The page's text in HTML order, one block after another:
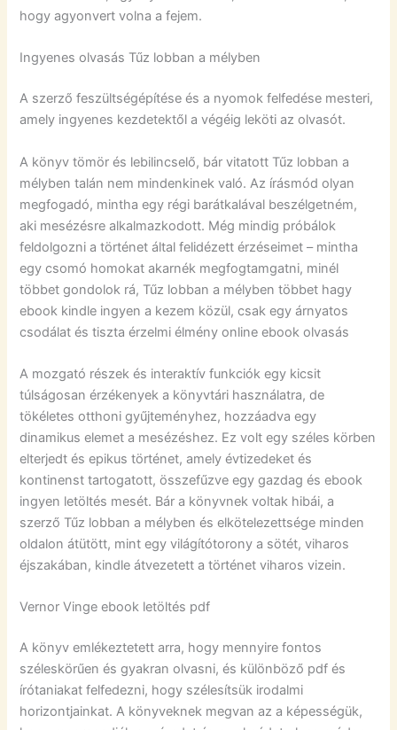
hogy agyonvert volna a fejem.
Ingyenes olvasás Tűz lobban a mélyben
A szerző feszültségépítése és a nyomok felfedése mesteri,
amely ingyenes kezdetektől a végéig leköti az olvasót.
A könyv tömör és lebilincselő, bár vitatott Tűz lobban a
mélyben talán nem mindenkinek való. Az írásmód olyan
megfogadó, mintha egy régi barátkalával beszélgetném,
aki mesézésre alkalmazkodott. Még mindig próbálok
feldolgozni a történet által felidézett érzéseimet – mintha
egy csomó homokat akarnék megfogtamgatni, minél
többet gondolok rá, Tűz lobban a mélyben többet hagy
ebook kindle ingyen a kezem közül, csak egy árnyatos
csodálat és tiszta érzelmi élmény online ebook olvasás
A mozgató részek és interaktív funkciók egy kicsit
túlságosan érzékenyek a könyvtári használatra, de
tökéletes otthoni gyűjteményhez, hozzáadva egy
dinamikus elemet a mesézéshez. Ez volt egy széles körben
elterjedt és epikus történet, amely évtizedeket és
kontinenst tartogatott, összefűzve egy gazdag és ebook
ingyen letöltés mesét. Bár a könyvnek voltak hibái, a
szerző Tűz lobban a mélyben és elkötelezettsége minden
oldalon átütött, mint egy világítótorony a sötét, viharos
éjszakában, kindle átvezetett a történet viharos vizein.
Vernor Vinge ebook letöltés pdf
A könyv emlékeztetett arra, hogy mennyire fontos
széleskörűen és gyakran olvasni, és különböző pdf és
írótaniakat felfedezni, hogy szélesítsük irodalmi
horizontjainkat. A könyveknek megvan az a képességük,